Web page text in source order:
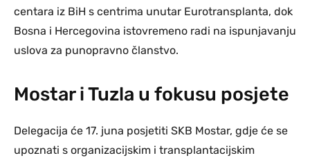
centara iz BiH s centrima unutar Eurotransplanta, dok
Bosna i Hercegovina istovremeno radi na ispunjavanju
uslova za punopravno članstvo.
Mostar i Tuzla u fokusu posjete
Delegacija će 17. juna posjetiti SKB Mostar, gdje će se
upoznati s organizacijskim i transplantacijskim